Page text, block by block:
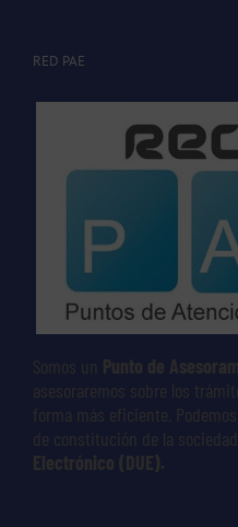
RED PAE
Somos un Punto de
asesoraremos sobre los
forma más eficiente.
de constitución de la
Electrónico (DUE).